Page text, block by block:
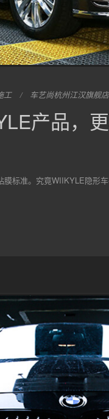
工 车艺尚杭州江汉旗舰店
产品，
标准。究竟WIIKYLE隐形